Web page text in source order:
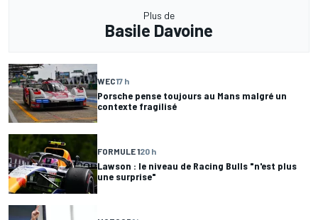
Plus de
Basile Davoine
WEC17 h
Porsche pense toujours au Mans malgré un
contexte fragilisé
FORMULE 120 h
Lawson : le niveau de Racing Bulls "n'est plus
une surprise"